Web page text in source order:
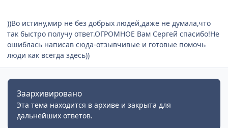
))Во истину,мир не без добрых людей,даже не думала,что
так быстро получу ответ.ОГРОМНОЕ Вам Сергей спасибо!Не
ошиблась написав сюда-отзывчивые и готовые помочь
люди как всегда здесь))
Заархивировано
Эта тема находится в архиве и закрыта для
дальнейших ответов.